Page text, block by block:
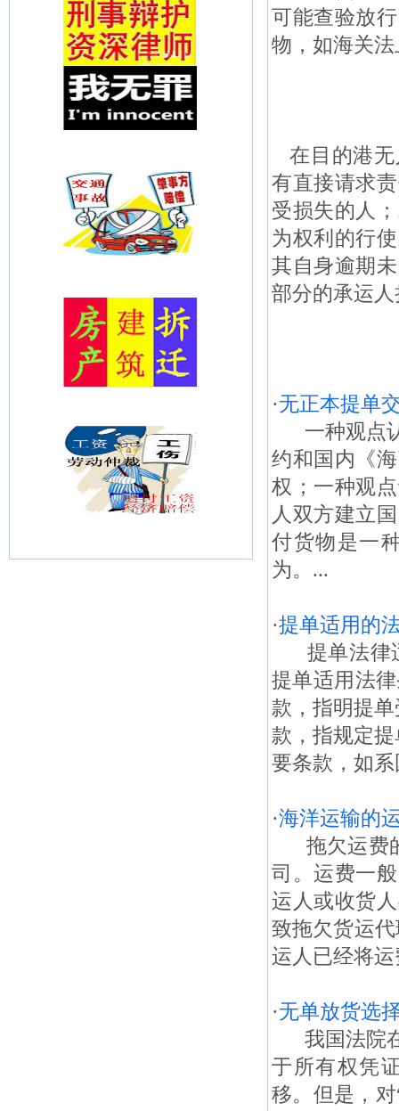
可能查验放
物，如海关
在目的港无
有直接请求
受损失的人
为权利的行
其自身逾期
部分的承运
·无正本提单
一种观点认
约和国内《
权；一种观
人双方建立
付货物是一
为。...
·提单适用的
提单法律
提单适用法
款，指明提
款，指规定
要条款，如
·海洋运输的
拖欠运费的
司。运费一
运人或收货
致拖欠货运
运人已经将
·无单放货选
我国法院在
于所有权凭
移。但是，